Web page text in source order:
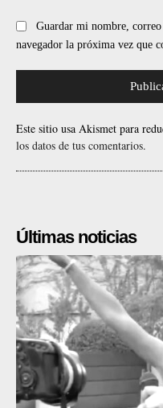
Guardar mi nombre,
navegador la próxima vez que
Este sitio usa Akismet para
los datos de tus comentarios.
Últimas noticias